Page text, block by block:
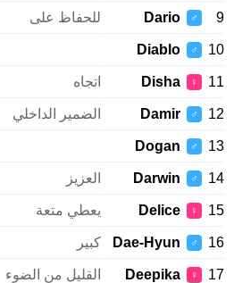
♂
Dario للحفاظ على
♂
Diablo
♀
Disha اتجاه
♂
Damir الضمير الداخلي
♂
Dogan
♂
Darwin العزيز
♀
Delice يعطي متعة
♂
Dae-Hyun كبير
♀
Deepika القليل من الضوء